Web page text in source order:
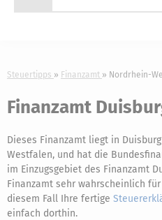
Steuertipps Finanzamt Nordrhein-
Finanzamt
Dieses Finanzamt liegt in
Westfalen, und hat die
im Einzugsgebiet des Finanzamt
Finanzamt sehr wahrscheinlich
diesem Fall Ihre fertige
einfach dorthin.